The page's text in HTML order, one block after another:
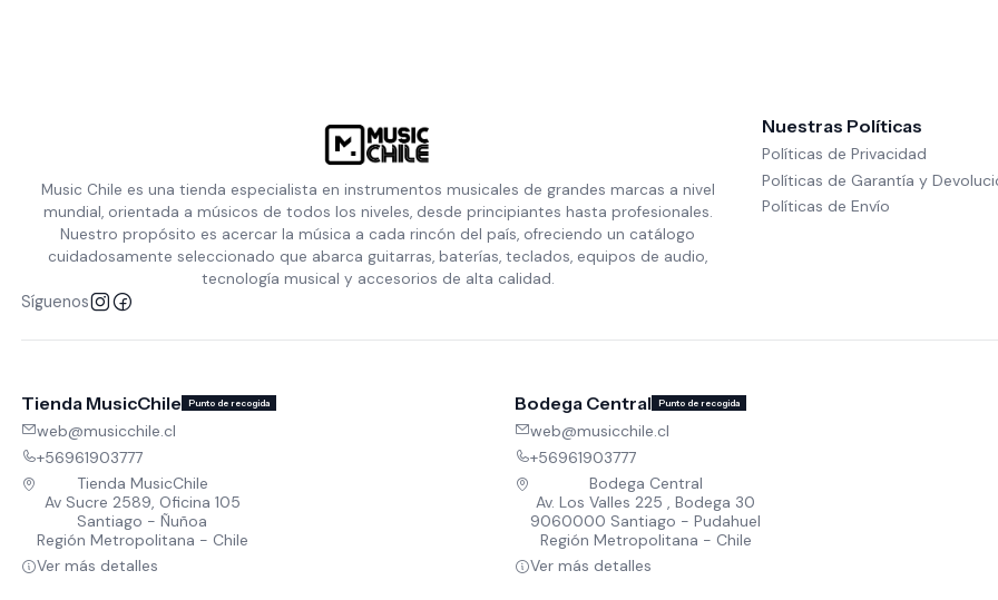
Music Chile es una tienda especialista en instrumentos musicales de grandes marcas a nivel
mundial, orientada a músicos de todos los niveles, desde principiantes hasta profesionales.
Nuestro propósito es acercar la música a cada rincón del país, ofreciendo un catálogo
cuidadosamente seleccionado que abarca guitarras, baterías, teclados, equipos de audio,
tecnología musical y accesorios de alta calidad.
Síguenos
Nuestras Políticas
Políticas de Privacidad
Políticas de Garantía y
Políticas de Envío
Tienda MusicChile Punto de recogida
web@musicchile.cl
+56961903777
Tienda MusicChile
Av Sucre 2589, Oficina 105
Santiago - Ñuñoa
Región Metropolitana - Chile
Ver más detalles
Bodega Central Punto de recogida
web@musicchile.cl
+56961903777
Bodega Central
Av. Los Valles 225 , Bodega 30
9060000 Santiago - Pudahuel
Región Metropolitana - Chile
Ver más detalles